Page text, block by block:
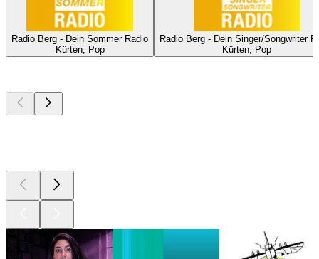
Radio Berg - Dein Sommer Radio
Kürten, Pop
Radio Berg - Dein Singer/Songwriter
Kürten, Pop